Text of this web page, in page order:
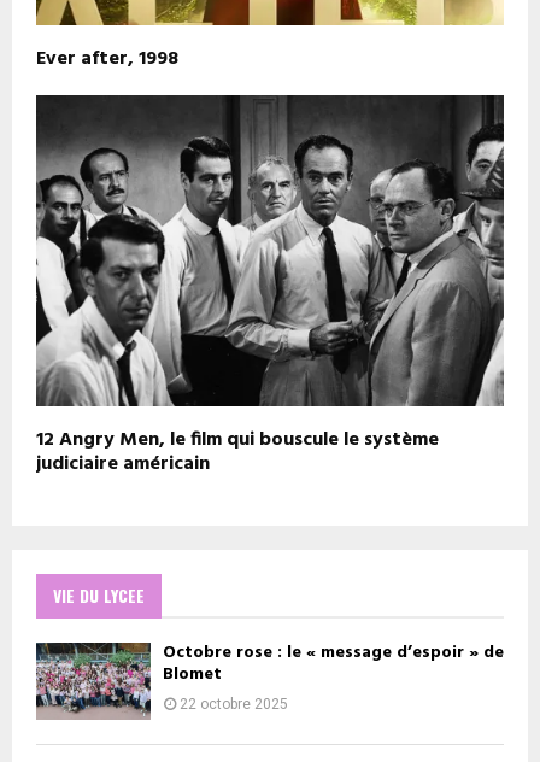
Ever after, 1998
12 Angry Men, le film qui bouscule le système
judiciaire américain
VIE DU LYCEE
Octobre rose : le « message d’espoir » de
Blomet
22 octobre 2025